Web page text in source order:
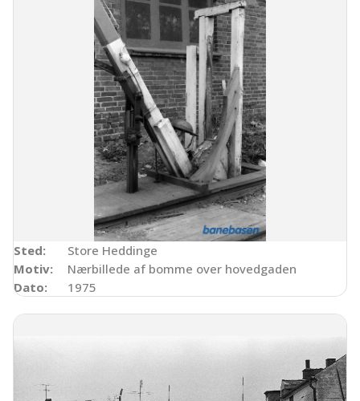
Sted:
Store Heddinge
Motiv:
Nærbillede af bomme over hovedgaden
Dato:
1975